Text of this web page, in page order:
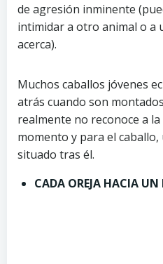
de agresión inminente
intimidar a otro animal o a
acerca).
Muchos caballos jóvenes
atrás cuando son
realmente no reconoce a
momento y para el
situado tras él.
CADA OREJA HACIA UN